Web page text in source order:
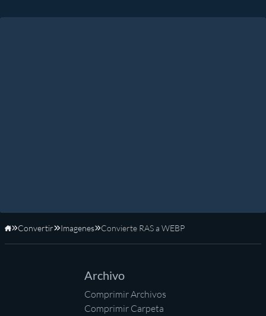
Inicio
Convertir Imagenes Convierte RAS a WEBP
Archivo
Comprimir Archivos
Comprimir Carpeta